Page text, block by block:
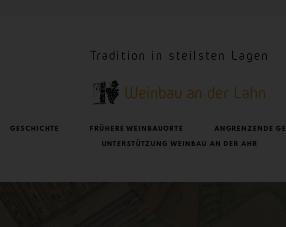
Tradition in steilsten Lagen
GESCHICHTE FRÜHERE WEINBAUORTE ANGRENZENDE
UNTERSTÜTZUNG WEINBAU AN DER AHR